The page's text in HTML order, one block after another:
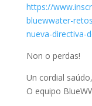
https://
bluewwater-
nueva-directiva-
Non o perdas!
Un cordial saúdo,
O equipo